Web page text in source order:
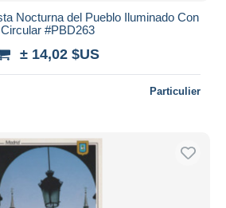
Nocturna del Pueblo Iluminado Con
Circular #PBD263
± 14,02 $US
Particulier